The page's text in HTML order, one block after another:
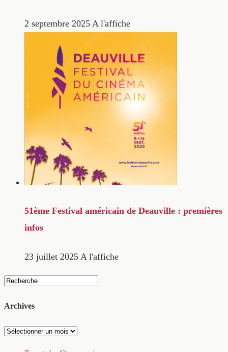
2 septembre 2025 A l'affiche
51ème Festival américain de Deauville : premières
infos
23 juillet 2025 A l'affiche
Archives
Archives